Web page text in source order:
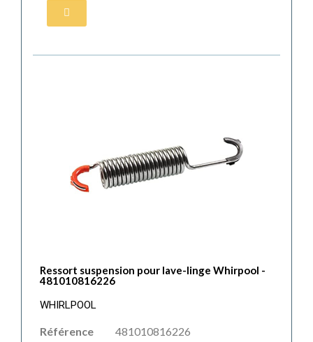
Ressort suspension pour lave-linge Whirpool -
481010816226
WHIRLPOOL
Référence 481010816226